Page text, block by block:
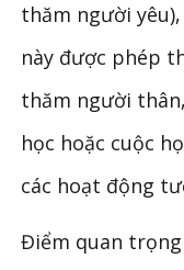
thăm người
này được phép
thăm người
học hoặc cuộc
các hoạt động
Điểm quan trọng